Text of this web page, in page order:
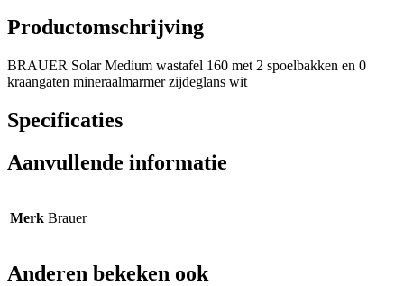
Productomschrijving
BRAUER Solar Medium wastafel 160 met 2 spoelbakken en 0
kraangaten mineraalmarmer zijdeglans wit
Specificaties
Aanvullende informatie
Merk Brauer
Anderen bekeken ook